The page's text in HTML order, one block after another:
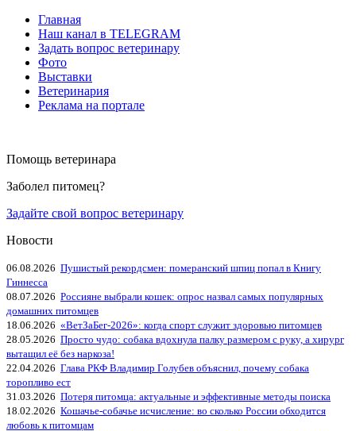
Главная
Наш канал в TELEGRAM
Задать вопрос ветеринару
Фото
Выставки
Ветеринария
Реклама на портале
Помощь ветеринара
Заболел питомец?
Задайте свой вопрос ветеринару
Новости
06.08.2026 Пушистый рекордсмен: померанский шпиц попал в Книгу
Гиннесса
08.07.2026 Россияне выбрали кошек: опрос назвал самых популярных
домашних питомцев
18.06.2026 «ВетЗаБег‑2026»: когда спорт служит здоровью питомцев
28.05.2026 Просто чудо: собака вдохнула палку размером с руку, а хирург
вытащил её без наркоза!
22.04.2026 Глава РКФ Владимир Голубев объяснил, почему собака
торопливо ест
31.03.2026 Потеря питомца: актуальные и эффективные методы поиска
18.02.2026 Кошачье-собачье исчисление: во сколько России обходится
любовь к питомцам